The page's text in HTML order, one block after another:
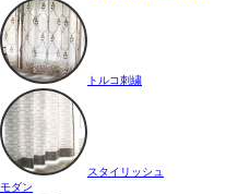
トルコ刺繍
スタイリッシュ
モダン